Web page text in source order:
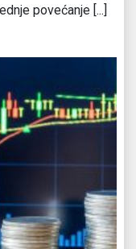
povećanje [...]